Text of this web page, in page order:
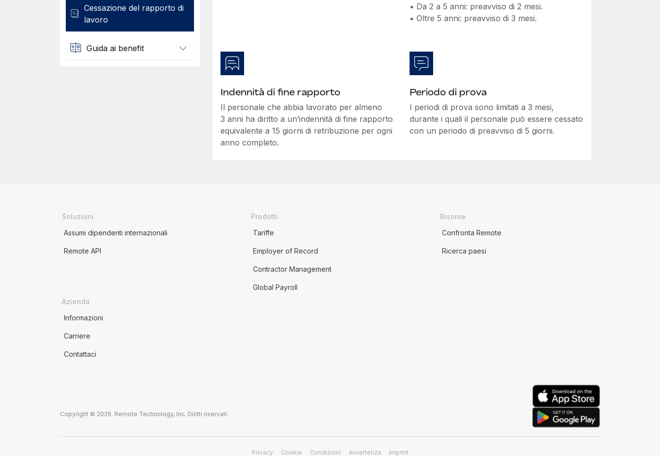
Cessazione del rapporto di
lavoro
Guida ai benefit
• Da 2 a 5 anni: preavviso di 2 mesi.
• Oltre 5 anni: preavviso di 3 mesi.
Indennità di fine rapporto
Il personale che abbia lavorato per almeno
3 anni ha diritto a un’indennità di fine rapporto
equivalente a 15 giorni di retribuzione per ogni
anno completo.
Periodo di prova
I periodi di prova sono limitati a 3 mesi,
durante i quali il personale può essere cessato
con un periodo di preavviso di 5 giorni.
Soluzioni
Assumi dipendenti internazionali
Remote API
Prodotti
Tariffe
Employer of Record
Contractor Management
Global Payroll
Risorse
Confronta Remote
Ricerca paesi
Azienda
Informazioni
Carriere
Contattaci
Copyright © 2026. Remote Technology, Inc. Diritti riservati.
Privacy Cookie Condizioni Avvertenza Imprint